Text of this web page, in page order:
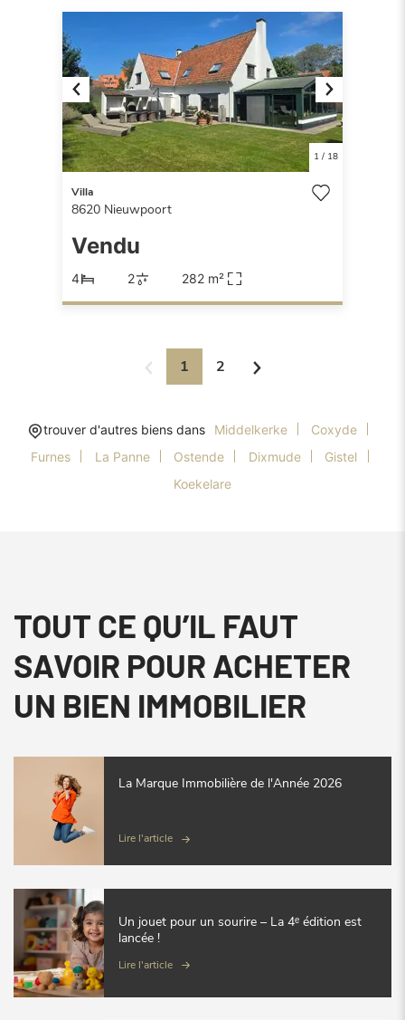
Previous Next
1/ 18
Villa
8620 Nieuwpoort
Vendu
4 2 282 m²
1 2
trouver d'autres biens dans Middelkerke
Coxyde
Furnes
La Panne Ostende Dixmude
Gistel
Koekelare
TOUT CE QU’IL FAUT
SAVOIR POUR ACHETER
UN BIEN IMMOBILIER
La Marque Immobilière de l'Année 2026
Lire l'article
Un jouet pour un sourire – La 4ᵉ édition est
lancée !
Lire l'article